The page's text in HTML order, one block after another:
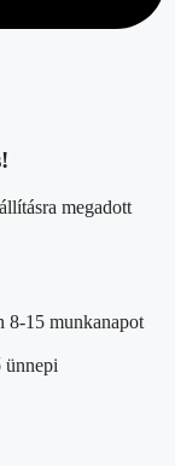
megadott
8-15 munkanapot
ünnepi